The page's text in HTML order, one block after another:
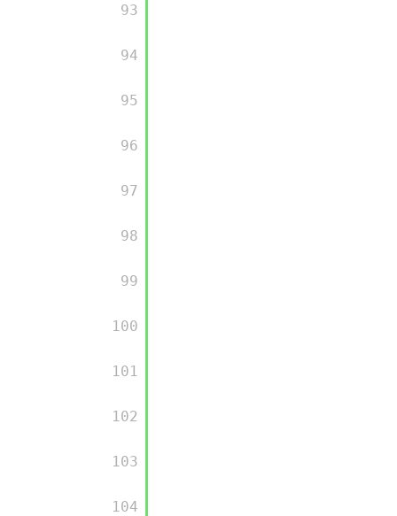
         93
         94
         95
         96
         97
         98
         99
         100
         101
         102
         103
         104